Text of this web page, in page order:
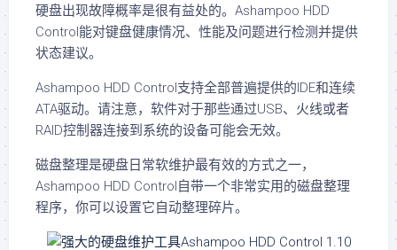
硬盘出现故障概率是很有益处的。Ashampoo HDD
Control能对键盘健康情况、性能及问题进行检测并提供
状态建议。
Ashampoo HDD Control支持全部普遍提供的IDE和连续
ATA驱动。请注意，软件对于那些通过USB、火线或者
RAID控制器连接到系统的设备可能会无效。
磁盘整理是硬盘日常软维护最有效的方式之一，
Ashampoo HDD Control自带一个非常实用的磁盘整理
程序，你可以设置它自动整理碎片。